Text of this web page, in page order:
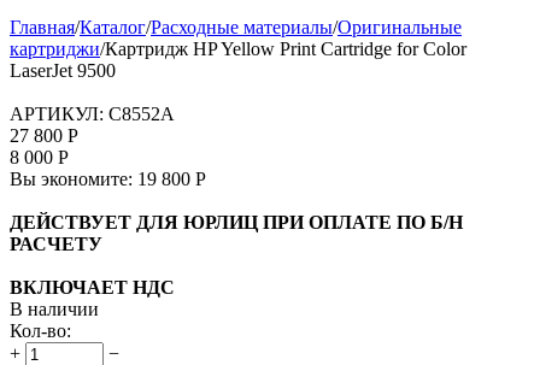
Главная/Каталог/Расходные материалы/Оригинальные
картриджи/Картридж HP Yellow Print Cartridge for Color
LaserJet 9500
АРТИКУЛ: C8552A
27 800 Р
8 000 Р
Вы экономите: 19 800 Р
ДЕЙСТВУЕТ ДЛЯ ЮРЛИЦ ПРИ ОПЛАТЕ ПО Б/Н
РАСЧЕТУ
ВКЛЮЧАЕТ НДС
В наличии
Кол-во:
+
−